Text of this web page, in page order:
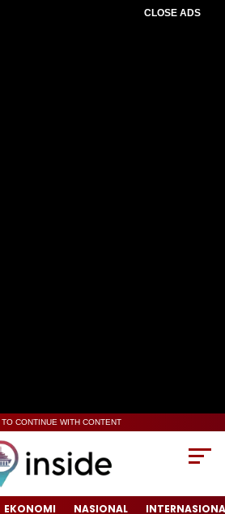
CLOSE ADS
CONTINUE WITH CONTENT
EKONOMI NASIONAL